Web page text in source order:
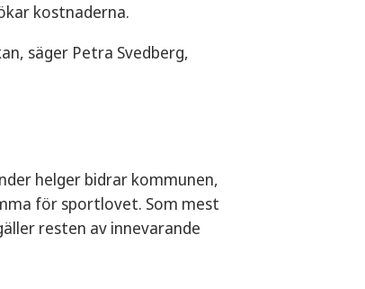
kostnaderna.
säger Petra Svedberg,
helger bidrar kommunen,
för sportlovet. Som mest
resten av innevarande